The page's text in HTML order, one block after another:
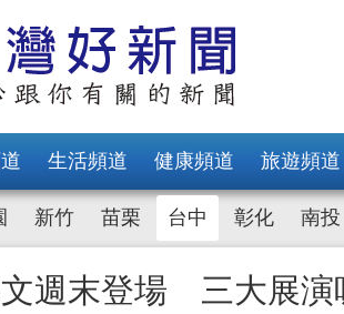
生活頻道 健康頻道 旅遊頻道
新竹 苗栗 台中 彰化 南投
週末登場 三大展演